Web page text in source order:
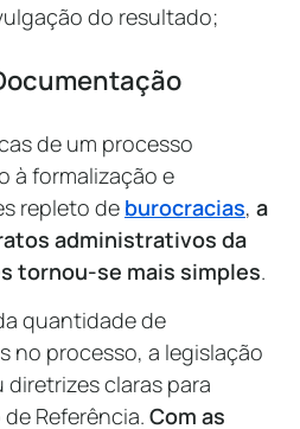
do resultado;
de um processo
à formalização e
repleto de burocracias, a
administrativos da
tornou-se mais simples.
quantidade de
no processo, a legislação
claras para
Referência. Com as